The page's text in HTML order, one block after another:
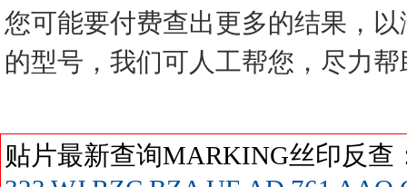
您可能要付费查出更多的结果，
的型号，我们可人工帮您，尽力
贴片最新查询MARKING丝印反